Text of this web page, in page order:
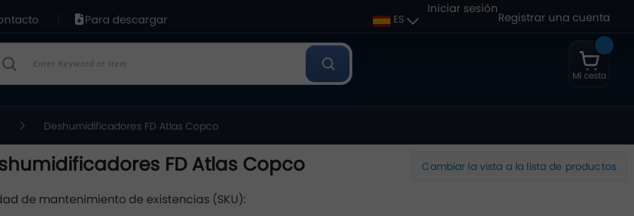
Para descargar ES
Iniciar sesión
Registrar una cuenta
Mi cesta
Deshumidificadores FD Atlas Copco
FD Atlas Copco Cambiar la vista a la lista de productos
de mantenimiento de existencias (SKU):